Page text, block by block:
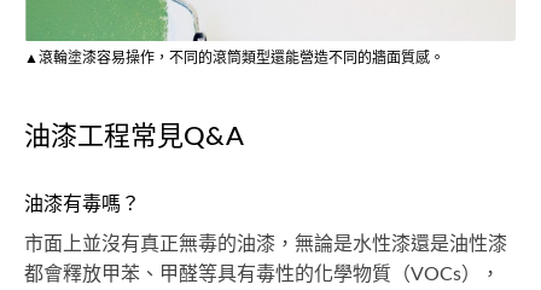
▲滾輪塗漆容易操作，不同的滾筒類型還能營造不同的牆面質感。
油漆工程常見Q&A
油漆有毒嗎？
市面上並沒有真正無毒的油漆，無論是水性漆還是油性漆
都會釋放甲苯、甲醛等具有毒性的化學物質（VOCs），